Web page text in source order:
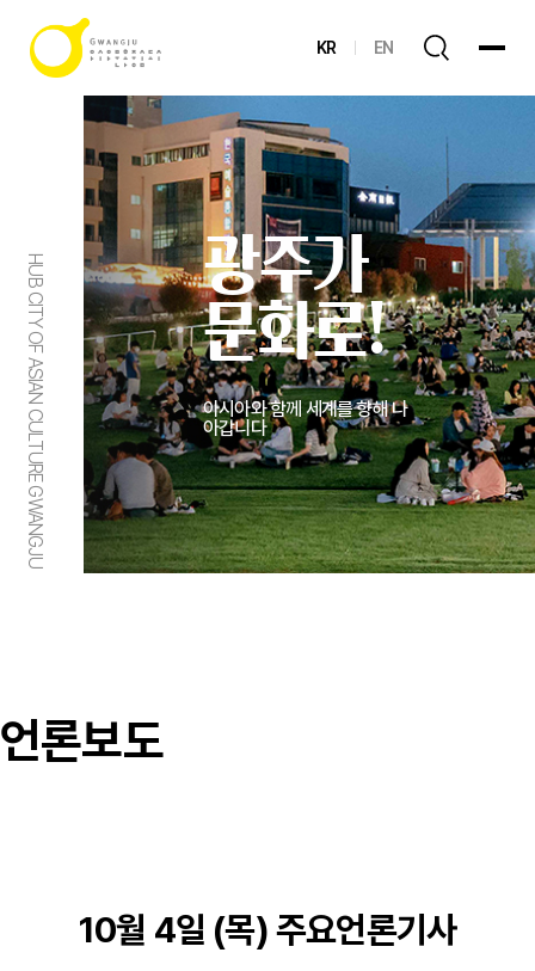
KR EN
HUB CITY OF ASIAN CULTURE GWANGJU
광주가
문화로!
아시아와 함께 세계를 향해 나
아갑니다
언론보도
10월 4일 (목) 주요언론기사